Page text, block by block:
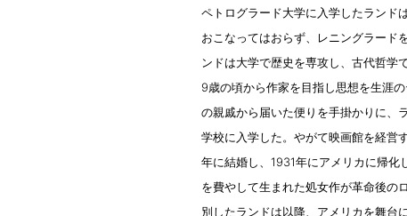
ペトログラード大学に入学したランド
おこなってはおらず、レニングラード
ンドは大学で歴史を専攻し、古代哲学
9歳の頃から作家を目指し思想を生涯
の親戚から届いた便りを手掛かりに、
学校に入学した。やがて映画館を経営
年に結婚し、1931年にアメリカに帰
を費やして生まれた処女作が革命後の
別したランドは以降、アメリカを舞台